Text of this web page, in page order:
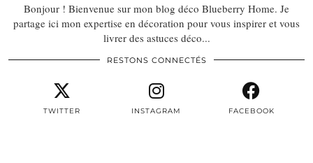
Bonjour ! Bienvenue sur mon blog déco Blueberry Home. Je
partage ici mon expertise en décoration pour vous inspirer et vous
livrer des astuces déco...
RESTONS CONNECTÉS
TWITTER INSTAGRAM FACEBOOK